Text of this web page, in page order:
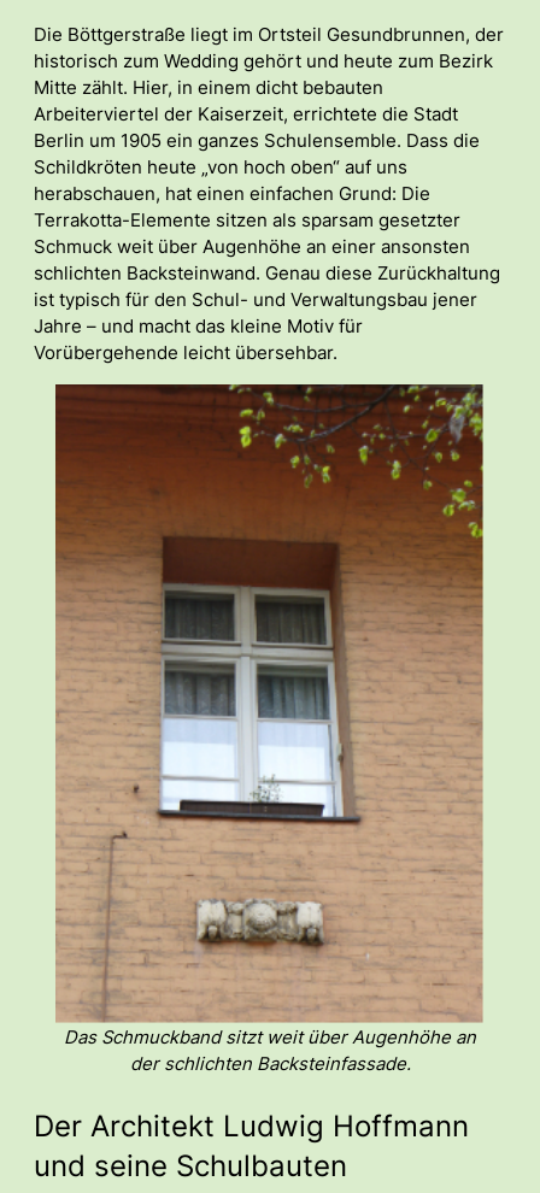
Die Böttgerstraße liegt im Ortsteil Gesundbrunnen, der
historisch zum Wedding gehört und heute zum Bezirk
Mitte zählt. Hier, in einem dicht bebauten
Arbeiterviertel der Kaiserzeit, errichtete die Stadt
Berlin um 1905 ein ganzes Schulensemble. Dass die
Schildkröten heute „von hoch oben“ auf uns
herabschauen, hat einen einfachen Grund: Die
Terrakotta-Elemente sitzen als sparsam gesetzter
Schmuck weit über Augenhöhe an einer ansonsten
schlichten Backsteinwand. Genau diese Zurückhaltung
ist typisch für den Schul- und Verwaltungsbau jener
Jahre – und macht das kleine Motiv für
Vorübergehende leicht übersehbar.
Das Schmuckband sitzt weit über Augenhöhe an
der schlichten Backsteinfassade.
Der Architekt Ludwig Hoffmann
und seine Schulbauten